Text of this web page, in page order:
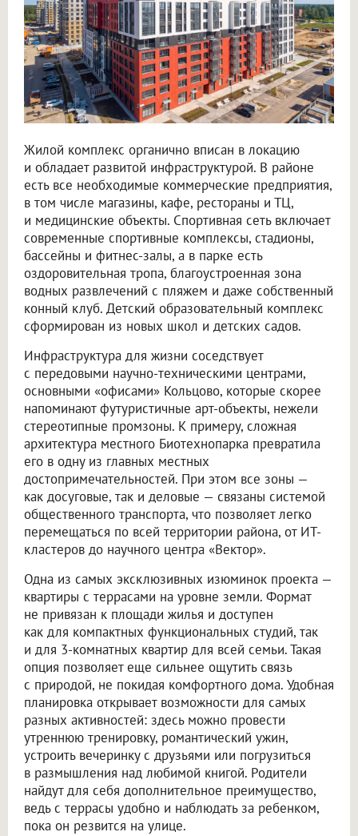
Жилой комплекс органично вписан в локацию
и обладает развитой инфраструктурой. В районе
есть все необходимые коммерческие предприятия,
в том числе магазины, кафе, рестораны и ТЦ,
и медицинские объекты. Спортивная сеть включает
современные спортивные комплексы, стадионы,
бассейны и фитнес-залы, а в парке есть
оздоровительная тропа, благоустроенная зона
водных развлечений с пляжем и даже собственный
конный клуб. Детский образовательный комплекс
сформирован из новых школ и детских садов.
Инфраструктура для жизни соседствует
с передовыми научно-техническими центрами,
основными «офисами» Кольцово, которые скорее
напоминают футуристичные арт-объекты, нежели
стереотипные промзоны. К примеру, сложная
архитектура местного Биотехнопарка превратила
его в одну из главных местных
достопримечательностей. При этом все зоны —
как досуговые, так и деловые — связаны системой
общественного транспорта, что позволяет легко
перемещаться по всей территории района, от ИТ-
кластеров до научного центра «Вектор».
Одна из самых эксклюзивных изюминок проекта —
квартиры с террасами на уровне земли. Формат
не привязан к площади жилья и доступен
как для компактных функциональных студий, так
и для 3-комнатных квартир для всей семьи. Такая
опция позволяет еще сильнее ощутить связь
с природой, не покидая комфортного дома. Удобная
планировка открывает возможности для самых
разных активностей: здесь можно провести
утреннюю тренировку, романтический ужин,
устроить вечеринку с друзьями или погрузиться
в размышления над любимой книгой. Родители
найдут для себя дополнительное преимущество,
ведь с террасы удобно и наблюдать за ребенком,
пока он резвится на улице.